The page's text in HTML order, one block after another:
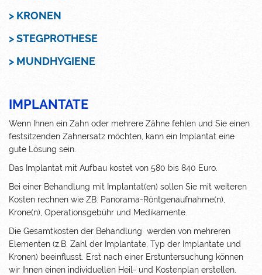
> KRONEN
> STEGPROTHESE
> MUNDHYGIENE
IMPLANTATE
Wenn Ihnen ein Zahn oder mehrere Zähne fehlen und Sie einen
festsitzenden Zahnersatz möchten, kann ein Implantat eine
gute Lösung sein.
Das Implantat mit Aufbau kostet von 580 bis 840 Euro.
Bei einer Behandlung mit Implantat(en) sollen Sie mit weiteren
Kosten rechnen wie ZB: Panorama-Röntgenaufnahme(n),
Krone(n), Operationsgebühr und Medikamente.
Die Gesamtkosten der Behandlung werden von mehreren
Elementen (z.B. Zahl der Implantate, Typ der Implantate und
Kronen) beeinflusst. Erst nach einer Erstuntersuchung können
wir Ihnen einen individuellen Heil- und Kostenplan erstellen.